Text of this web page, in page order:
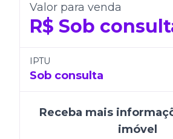
Valor para venda
R$ Sob
IPTU
Sob consulta
Receba mais
imóvel